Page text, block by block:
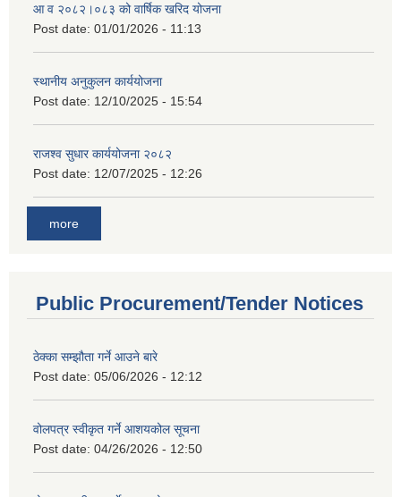
आ व २०८२।०८३ को वार्षिक खरिद योजना
Post date: 01/01/2026 - 11:13
स्थानीय अनुकुलन कार्ययोजना
Post date: 12/10/2025 - 15:54
राजश्व सुधार कार्ययोजना २०८२
Post date: 12/07/2025 - 12:26
more
Public Procurement/Tender Notices
ठेक्का सम्झौता गर्ने आउने बारे
Post date: 05/06/2026 - 12:12
वोलपत्र स्वीकृत गर्ने आशयकोल सूचना
Post date: 04/26/2026 - 12:50